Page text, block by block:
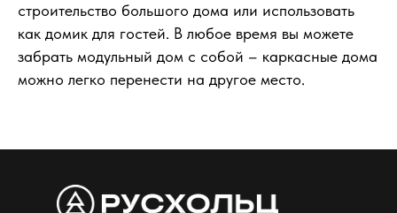
строительство большого дома или использовать
как домик для гостей. В любое время вы можете
забрать модульный дом с собой – каркасные дома
можно легко перенести на другое место.